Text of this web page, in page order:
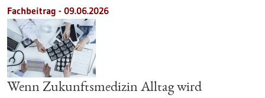
Fachbeitrag - 09.06.2026
Wenn Zukunftsmedizin Alltag wird